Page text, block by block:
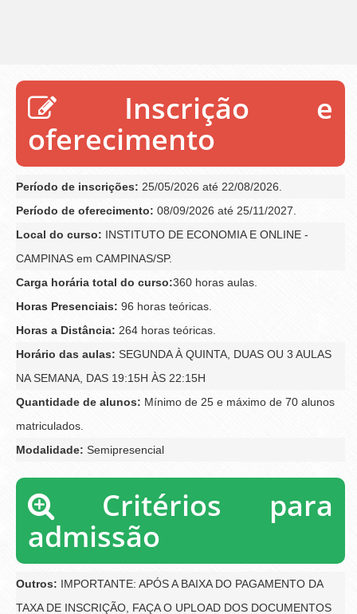
Inscrição e
oferecimento
Período de inscrições: 25/05/2026 até 22/08/2026.
Período de oferecimento: 08/09/2026 até 25/11/2027.
Local do curso: INSTITUTO DE ECONOMIA E ONLINE -
CAMPINAS em CAMPINAS/SP.
Carga horária total do curso:360 horas aulas.
Horas Presenciais: 96 horas teóricas.
Horas a Distância: 264 horas teóricas.
Horário das aulas: SEGUNDA À QUINTA, DUAS OU 3 AULAS
NA SEMANA, DAS 19:15H ÀS 22:15H
Quantidade de alunos: Mínimo de 25 e máximo de 70 alunos
matriculados.
Modalidade: Semipresencial
Critérios para
admissão
Outros: IMPORTANTE: APÓS A BAIXA DO PAGAMENTO DA
TAXA DE INSCRIÇÃO, FAÇA O UPLOAD DOS DOCUMENTOS